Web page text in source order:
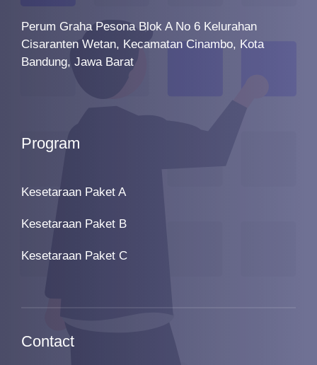
Perum Graha Pesona Blok A No 6 Kelurahan
Cisaranten Wetan, Kecamatan Cinambo, Kota
Bandung, Jawa Barat
Program
Kesetaraan Paket A
Kesetaraan Paket B
Kesetaraan Paket C
Contact